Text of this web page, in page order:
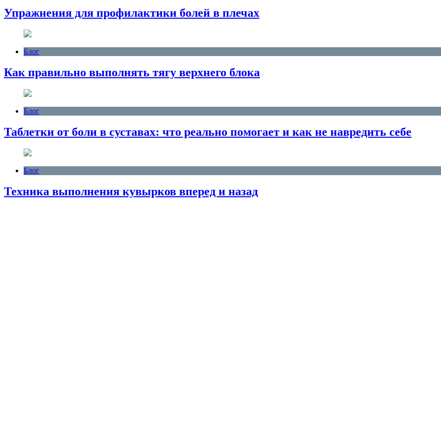
Упражнения для профилактики болей в плечах
Блог
Как правильно выполнять тягу верхнего блока
Блог
Таблетки от боли в суставах: что реально помогает и как не навредить себе
Блог
Техника выполнения кувырков вперед и назад